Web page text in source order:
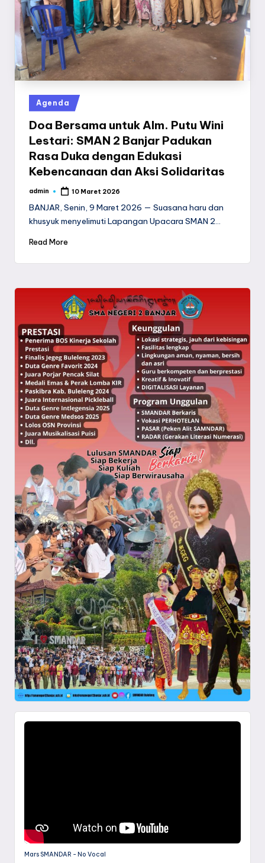
a
y
a
Posted
in
Agenda
Doa Bersama untuk Alm. Putu Wini
Lestari: SMAN 2 Banjar Padukan
Rasa Duka dengan Edukasi
Kebencanaan dan Aksi Solidaritas
Posted
admin 10 Maret 2026
BANJAR, Senin, 9 Maret 2026 — Suasana haru dan
khusyuk menyelimuti Lapangan Upacara SMAN 2…
Read More
Mars SMANDAR - No Vocal